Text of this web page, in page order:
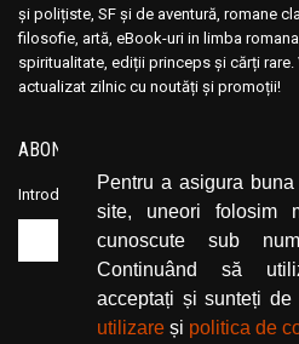
Pentru a asigura
site, uneori folosim
cunoscute sub
Continuând să
acceptați și sunteți
utilizare și politica de
Andocide
Andre Bejin
Andre Castelot
Andre Leroi-Gourhan
Andre Malraux
Andre Maurois
Andre Miquel
Andre Theuriet
Andocide
Andre Bejin
Andre Castelot
Andre Leroi-Gourhan
Andre Malraux
Andre Maurois
Andre Miquel
Andre Theuriet
și polițiste, SF și de aventură, romane
filosofie, artă, eBook-uri in limba
spiritualitate, ediții princeps și cărți
actualizat zilnic cu noutăți și promoții!
ABONEAZĂ-TE LA NEWSLETTER
Introduceți adresa dvs. de email și dați